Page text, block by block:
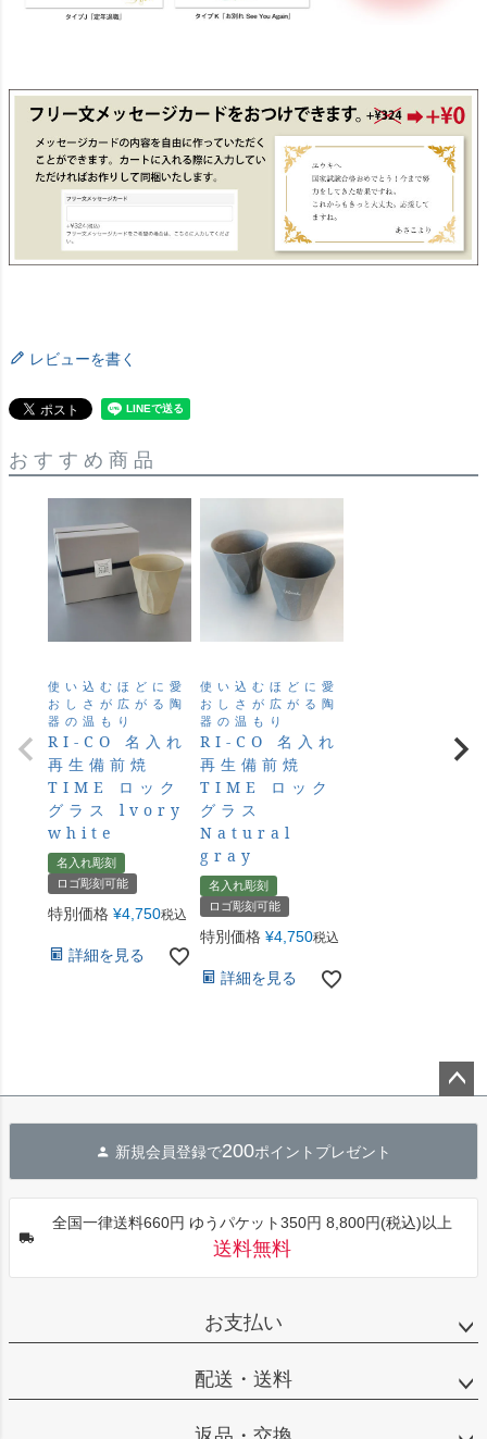
レビューを書く
おすすめ商品
使い込むほどに愛
おしさが広がる陶
器の温もり
RI-CO 名入れ
再生備前焼
TIME ロック
グラス lvory
white
名入れ彫刻
ロゴ彫刻可能
特別価格 ¥4,750税込
詳細を見る
使い込むほどに愛
おしさが広がる陶
器の温もり
RI-CO 名入れ
再生備前焼
TIME ロック
グラス
Natural
gray
名入れ彫刻
ロゴ彫刻可能
特別価格 ¥4,750税込
詳細を見る
へ
新規会員登録で200ポイントプレゼント
全国一律送料660円 ゆうパケット350円 8,800円(税込)以上
送料無料
お支払い
配送・送料